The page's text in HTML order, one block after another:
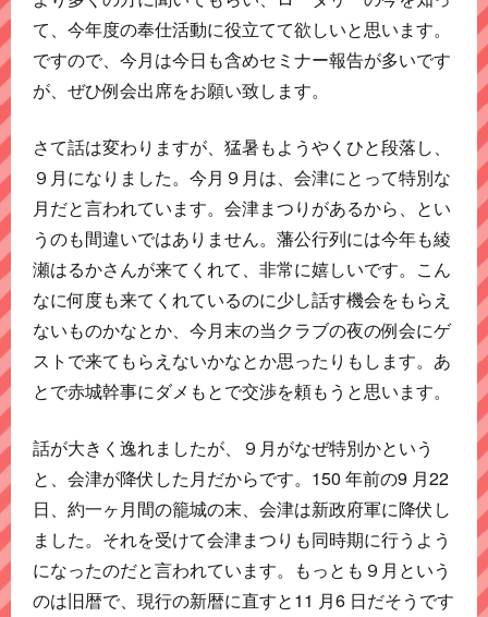
て、今年度の奉仕活動に役立てて欲しいと思います。
ですので、今月は今日も含めセミナー報告が多いです
が、ぜひ例会出席をお願い致します。
さて話は変わりますが、猛暑もようやくひと段落し、
９月になりました。今月９月は、会津にとって特別な
月だと言われています。会津まつりがあるから、とい
うのも間違いではありません。藩公行列には今年も綾
瀬はるかさんが来てくれて、非常に嬉しいです。こん
なに何度も来てくれているのに少し話す機会をもらえ
ないものかなとか、今月末の当クラブの夜の例会にゲ
ストで来てもらえないかなとか思ったりもします。あ
とで赤城幹事にダメもとで交渉を頼もうと思います。
話が大きく逸れましたが、９月がなぜ特別かという
と、会津が降伏した月だからです。150 年前の9 月22
日、約一ヶ月間の籠城の末、会津は新政府軍に降伏し
ました。それを受けて会津まつりも同時期に行うよう
になったのだと言われています。もっとも９月という
のは旧暦で、現行の新暦に直すと11 月6 日だそうです